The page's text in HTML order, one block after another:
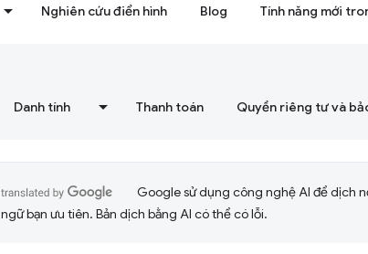
Nghiên cứu điển hình Blog Tính năng mới
Danh tính Thanh toán Quyền riêng tư và
Google sử dụng công nghệ AI để dịch
ngữ bạn ưu tiên. Bản dịch bằng AI có thể có lỗi.